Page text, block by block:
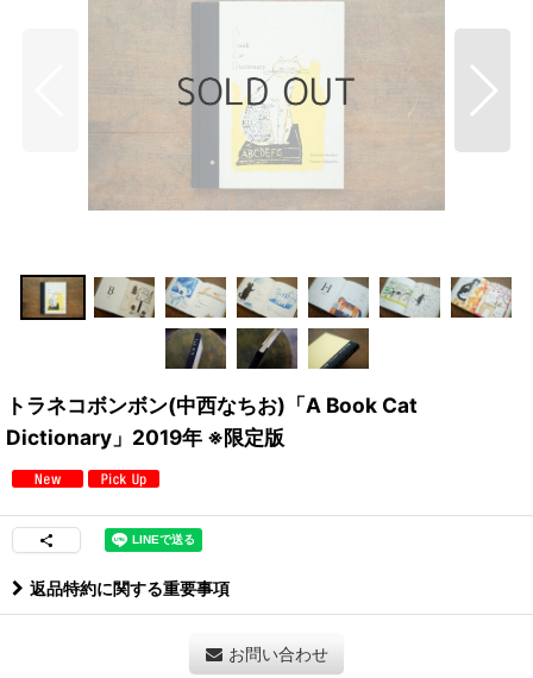
トラネコボンボン(中西なちお)「A Book Cat
Dictionary」2019年 ※限定版
返品特約に関する重要事項
お問い合わせ